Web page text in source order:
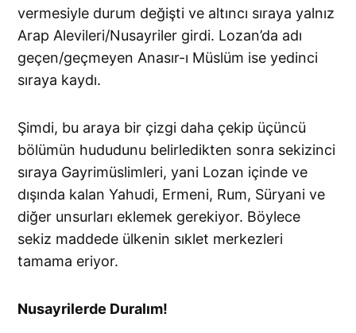
vermesiyle durum değişti ve altıncı sıraya yalnız
Arap Alevileri/Nusayriler girdi. Lozan’da adı
geçen/geçmeyen Anasır-ı Müslüm ise yedinci
sıraya kaydı.
Şimdi, bu araya bir çizgi daha çekip üçüncü
bölümün hududunu belirledikten sonra sekizinci
sıraya Gayrimüslimleri, yani Lozan içinde ve
dışında kalan Yahudi, Ermeni, Rum, Süryani ve
diğer unsurları eklemek gerekiyor. Böylece
sekiz maddede ülkenin sıklet merkezleri
tamama eriyor.
Nusayrilerde Duralım!